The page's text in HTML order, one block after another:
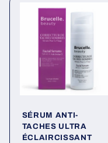
SÉRUM ANTI-
TACHES ULTRA
ÉCLAIRCISSANT